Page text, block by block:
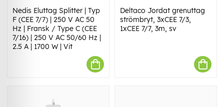
Nedis Eluttag Splitter | Typ
F (CEE 7/7) | 250 V AC 50
Hz | Fransk / Type C (CEE
7/16) | 250 V AC 50/60 Hz |
2.5 A | 1700 W | Vit
Deltaco Jordat grenuttag
strömbryt, 3xCEE 7/3,
1xCEE 7/7, 3m, sv